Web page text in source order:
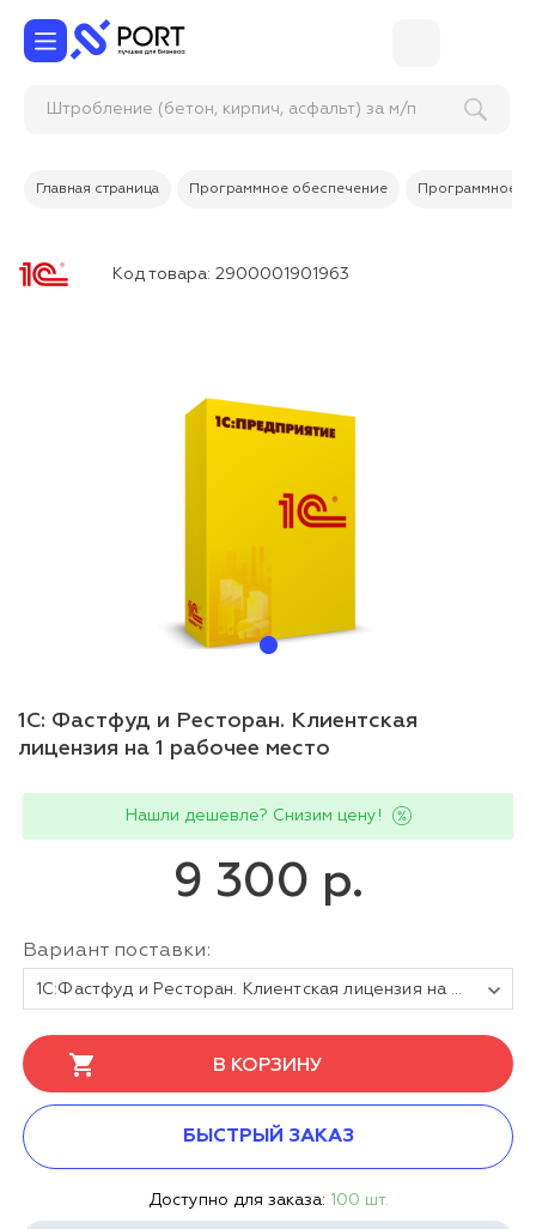
Штробление (бетон, кирпич, асфальт) за м/п
Главная страница Программное обеспечение Программное
Код товара: 2900001901963
1С: Фастфуд и Ресторан. Клиентская
лицензия на 1 рабочее место
Нашли дешевле? Снизим цену!
9 300 р.
Вариант поставки:
1С:Фастфуд и Ресторан. Клиентская лицензия на 1 рабочее место. Электронная поставка
В КОРЗИНУ
БЫСТРЫЙ ЗАКАЗ
Доступно для заказа: 100 шт.